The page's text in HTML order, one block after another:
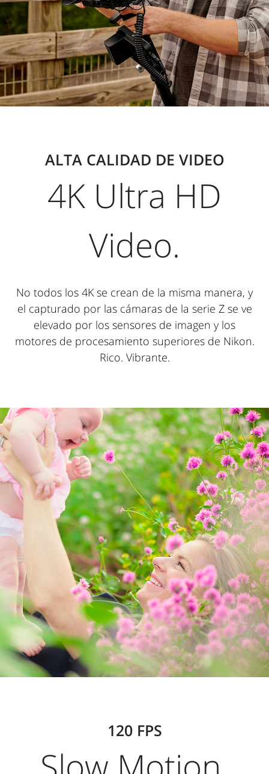
ALTA CALIDAD DE VIDEO
4K Ultra HD
Video.
No todos los 4K se crean de la misma manera, y
el capturado por las cámaras de la serie Z se ve
elevado por los sensores de imagen y los
motores de procesamiento superiores de Nikon.
Rico. Vibrante.
120 FPS